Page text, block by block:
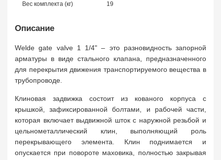
Вес комплекта (кг) 19
Описание
Welde gate valve 1 1/4" – это разновидность запорной
арматуры в виде стального клапана, предназначенного
для перекрытия движения транспортируемого вещества в
трубопроводе.
Клиновая задвижка состоит из кованого корпуса с
крышкой, зафиксированной болтами, и рабочей части,
которая включает выдвижной шток с наружной резьбой и
цельнометаллический клин, выполняющий роль
перекрывающего элемента. Клин поднимается и
опускается при повороте маховика, полностью закрывая